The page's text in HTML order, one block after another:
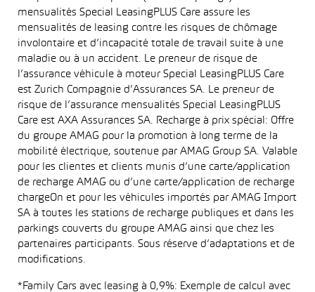
mensualités Special LeasingPLUS Care assure les
mensualités de leasing contre les risques de chômage
involontaire et d’incapacité totale de travail suite à une
maladie ou à un accident. Le preneur de risque de
l’assurance véhicule à moteur Special LeasingPLUS Care
est Zurich Compagnie d’Assurances SA. Le preneur de
risque de l’assurance mensualités Special LeasingPLUS
Care est AXA Assurances SA. Recharge à prix spécial: Offre
du groupe AMAG pour la promotion à long terme de la
mobilité électrique, soutenue par AMAG Group SA. Valable
pour les clientes et clients munis d’une carte/application
de recharge AMAG ou d’une carte/application de recharge
chargeOn et pour les véhicules importés par AMAG Import
SA à toutes les stations de recharge publiques et dans les
parkings couverts du groupe AMAG ainsi que chez les
partenaires participants. Sous réserve d’adaptations et de
modifications.
*Family Cars avec leasing à 0,9%: Exemple de calcul avec